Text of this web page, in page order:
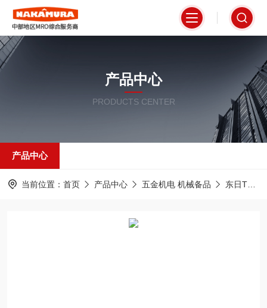
产品中心
PRODUCTS CENTER
产品中心
当前位置： 首页 产品中心 五金机电 机械备品 东日TOHNICHI